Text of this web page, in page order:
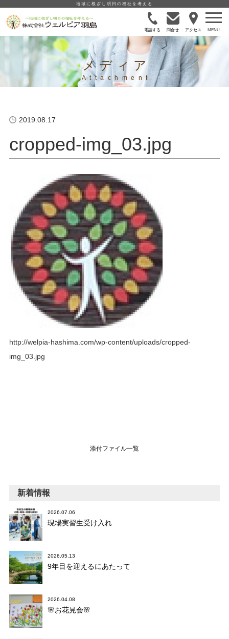
地域に根ざし明日の福祉を考える
電話する 問合せ アクセス
メディア
2019.08.17
cropped-img_03.jpg
http://welpia-hashima.com/wp-content/uploads/cropped-
img_03.jpg
添付ファイル一覧
新着情報
2026.07.06
現場実習生受け入れ
2026.05.13
9年目を迎えるにあたって
2026.04.08
🌸お花見会🌸